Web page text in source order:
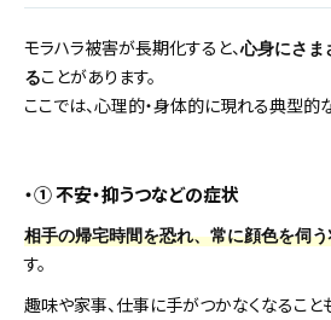
モラハラ被害が長期化すると、心身にさま
ることがあります。
ここでは、心理的・身体的に現れる典型的
・① 不安・抑うつなどの症状
相手の帰宅時間を恐れ、常に顔色を伺
す。
趣味や家事、仕事に手がつかなくなること